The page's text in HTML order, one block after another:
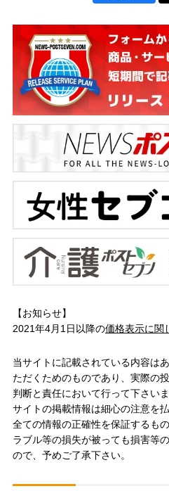
【お知らせ】
2021年4月1日以降の価格表示に関
当サイトに記載されている内容は
ただくためのものであり、実際の
判断と責任において行って下さい
サイトの掲載情報は細心の注意を
全ての情報の正確性を保証するも
ラブル等の損失が被っても損害等
ので、予めご了承下さい。